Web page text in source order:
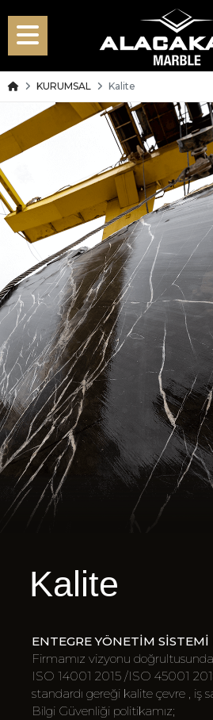
KURUMSAL Kalite
Kalite
ENTEGRE YÖNETİM
Firmamız vizyonu
ISO 14001 2015 /ISO 45001
standardı gereği kalite çevre , iş
Bilgi Güvenliği politikamız;